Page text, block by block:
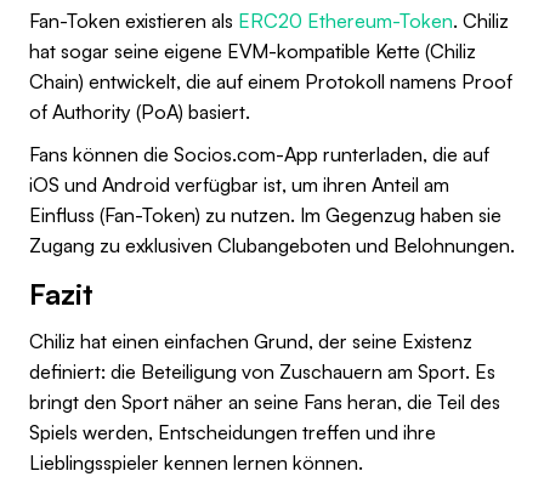
Fan-Token existieren als ERC20 Ethereum-Token. Chiliz
hat sogar seine eigene EVM-kompatible Kette (Chiliz
Chain) entwickelt, die auf einem Protokoll namens Proof
of Authority (PoA) basiert.
Fans können die Socios.com-App runterladen, die auf
iOS und Android verfügbar ist, um ihren Anteil am
Einfluss (Fan-Token) zu nutzen. Im Gegenzug haben sie
Zugang zu exklusiven Clubangeboten und Belohnungen.
Fazit
Chiliz hat einen einfachen Grund, der seine Existenz
definiert: die Beteiligung von Zuschauern am Sport. Es
bringt den Sport näher an seine Fans heran, die Teil des
Spiels werden, Entscheidungen treffen und ihre
Lieblingsspieler kennen lernen können.